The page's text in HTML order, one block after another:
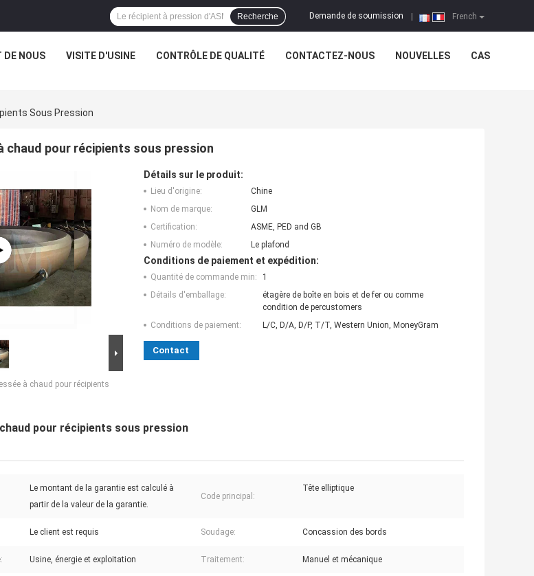
French
Demande de soumission
Recherche
DE NOUS VISITE D'USINE CONTRÔLE DE QUALITÉ CONTACTEZ-NOUS NOUVELLES CAS
Sous Pression
chaud pour récipients sous pression
à chaud pour récipients
Détails sur le produit:
Lieu d'origine:
Chine
Nom de marque:
GLM
Certification:
ASME, PED and GB
Numéro de modèle:
Le plafond
Conditions de paiement et expédition:
Quantité de commande min:
1
Détails d'emballage:
étagère de boîte en bois et de fer ou comme
condition de percustomers
Conditions de paiement:
L/C, D/A, D/P, T/T, Western Union, MoneyGram
Contact
pour récipients sous pression
Le montant de la garantie est calculé à
partir de la valeur de la garantie.
Code principal:
Tête elliptique
Le client est requis Soudage: Concassion des bords
Usine, énergie et exploitation Traitement: Manuel et mécanique